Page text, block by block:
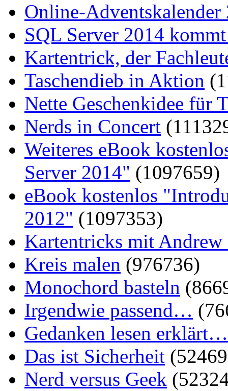
Online-Adventskalender
SQL Server 2014
Kartentrick, der
Taschendieb in Aktion
Nette Geschenkidee für
Nerds in Concert
Weiteres eBook
Server 2014" (1097659)
eBook kostenlos
2012" (1097353)
Kartentricks mit
Kreis malen (976736)
Monochord basteln
Irgendwie passend…
Gedanken lesen erklärt…
Das ist Sicherheit
Nerd versus Geek